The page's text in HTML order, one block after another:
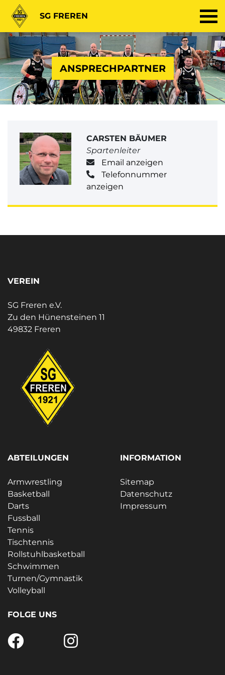
SG FREREN
ANSPRECHPARTNER
CARSTEN BÄUMER
Spartenleiter
Email anzeigen
Telefonnummer
anzeigen
VEREIN
SG Freren e.V.
Zu den Hünensteinen 11
49832 Freren
ABTEILUNGEN
Armwrestling
Basketball
Darts
Fussball
Tennis
Tischtennis
Rollstuhlbasketball
Schwimmen
Turnen/Gymnastik
Volleyball
INFORMATION
Sitemap
Datenschutz
Impressum
FOLGE UNS